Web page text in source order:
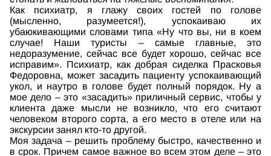
Как психиатр, я глажу своих гостей по голове
(мысленно, разумеется!), успокаиваю их
убаюкивающими словами типа «Ну что вы, ни в коем
случае! Наши туристы – самые главные, это
недоразумение, сейчас все будет хорошо, сейчас все
исправим». Психиатр, как добрая сиделка Прасковья
Федоровна, может засадить пациенту успокаивающий
укол, и наутро в голове будет полный порядок. Ну а
мое дело – это «засадить» приличный сервис, чтобы у
клиента даже мысли не возникло, что его считают
человеком второго сорта, а его место в отеле или на
экскурсии занял кто-то другой.
Моя задача – решить проблему быстро, качественно и
в срок. Причем самое важное во всем этом деле – это